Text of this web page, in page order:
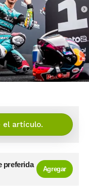
el artículo.
preferida
Agregar